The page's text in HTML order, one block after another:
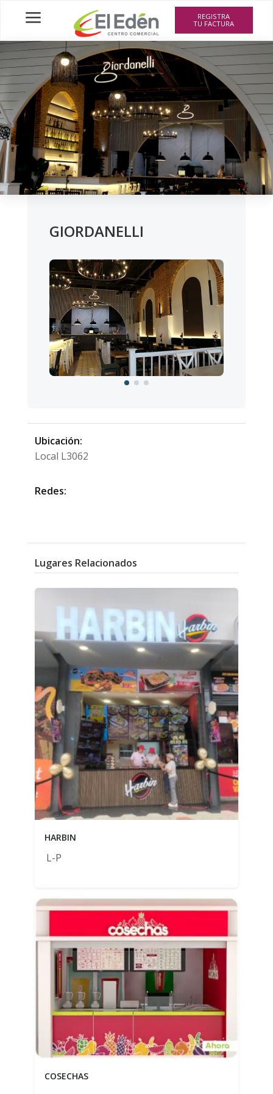
a
REGISTRA
TU FACTURA
GIORDANELLI
Ubicación:
Local L3062
Redes:
Lugares Relacionados
HARBIN
L-P
COSECHAS